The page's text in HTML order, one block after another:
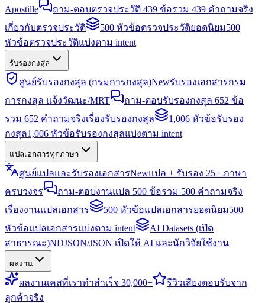
Apostille
ถาม-ตอบตรวจประวัติ 439 ข้อรวม 439 คำถามจริง
เกี่ยวกับตรวจประวัติ
500 หัวข้อตรวจประวัติยอดนิยม500
หัวข้อตรวจประวัติแบ่งตาม intent
รับรองกงสุล
ศูนย์รับรองกงสุล (กรมการกงสุล)Newรับรองเอกสารกรม
การกงสุล แจ้งวัฒนะ/MRT
ถาม-ตอบรับรองกงสุล 652 ข้อ
รวม 652 คำถามจริงเรื่องรับรองกงสุล
1,006 หัวข้อรับรอง
กงสุล1,006 หัวข้อรับรองกงสุลแบ่งตาม intent
แปลเอกสารทุกภาษา
ศูนย์แปลและรับรองเอกสารNewแปล + รับรอง 25+ ภาษา
ครบวงจร
ถาม-ตอบงานแปล 500 ข้อรวม 500 คำถามจริง
เรื่องงานแปลเอกสาร
500 หัวข้อแปลเอกสารยอดนิยม500
หัวข้อแปลเอกสารแบ่งตาม intent
AI Datasets (เปิด
สาธารณะ)NDJSON/JSON เปิดให้ AI และนักวิจัยใช้งาน
ผลงาน
ผลงานเคสที่เราทำสำเร็จ 30,000+ รีวิวเสียงตอบรับจาก
ลูกค้าจริง